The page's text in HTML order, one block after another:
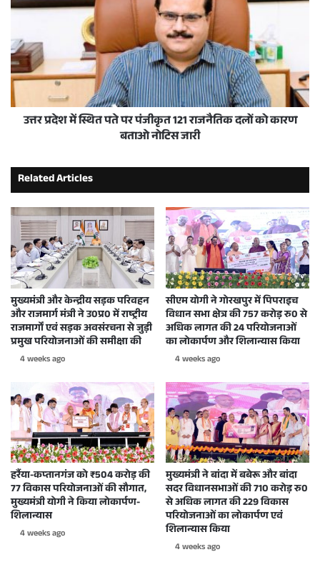
उत्तर प्रदेश में स्थित पते पर पंजीकृत 121 राजनैतिक दलों को कारण
बताओ नोटिस जारी
Related Articles
मुख्यमंत्री और केन्द्रीय सड़क परिवहन
और राजमार्ग मंत्री ने उ0प्र0 में राष्ट्रीय
राजमार्गों एवं सड़क अवसंरचना से जुड़ी
प्रमुख परियोजनाओं की समीक्षा की
4 weeks ago
सीएम योगी ने गोरखपुर में पिपराइच
विधान सभा क्षेत्र की 757 करोड़ रु0 से
अधिक लागत की 24 परियोजनाओं
का लोकार्पण और शिलान्यास किया
4 weeks ago
हर्रैया-कप्तानगंज को ₹504 करोड़ की
77 विकास परियोजनाओं की सौगात,
मुख्यमंत्री योगी ने किया लोकार्पण-
शिलान्यास
4 weeks ago
मुख्यमंत्री ने बांदा में बबेरू और बांदा
सदर विधानसभाओं की 710 करोड़ रु0
से अधिक लागत की 229 विकास
परियोजनाओं का लोकार्पण एवं
शिलान्यास किया
4 weeks ago